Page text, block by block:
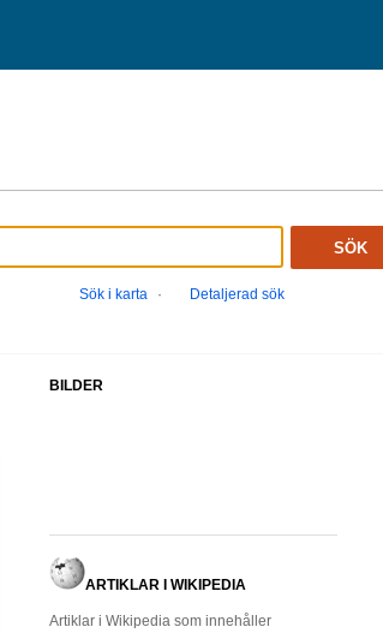
SÖK
Sök i karta ·
Detaljerad sök
BILDER
ARTIKLAR I WIKIPEDIA
Artiklar i Wikipedia som innehåller